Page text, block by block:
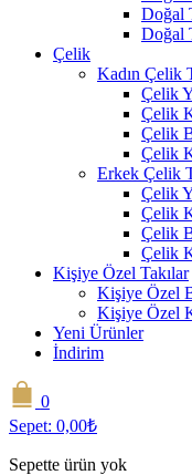
Doğal
Doğal
Çelik
Kadın Çelik
Çelik
Çelik
Çelik
Çelik
Erkek Çelik
Çelik
Çelik
Çelik
Çelik
Kişiye Özel Takılar
Kişiye Özel
Kişiye Özel
Yeni Ürünler
İndirim
0
Sepet: 0,00₺
Sepette ürün yok